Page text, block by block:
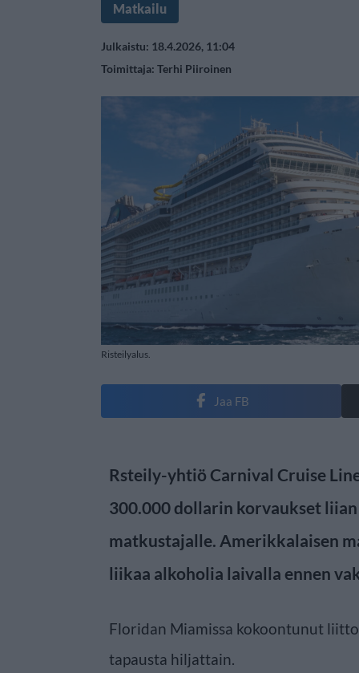
Matkailu
Julkaistu: 18.4.2026, 11:04
Toimittaja: Terhi Piiroinen
Risteilyalus.
Jaa FB
Rsteily-yhtiö Carnival Cruise
300.000 dollarin korvaukset
matkustajalle. Amerikkalaisen
liikaa alkoholia laivalla ennen
Floridan Miamissa kokoontunut
tapausta hiljattain.